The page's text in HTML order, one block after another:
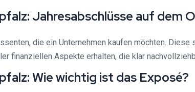
Jahresabschlüsse auf dem
die ein Unternehmen kaufen möchten.
finanziellen Aspekte erhalten, die klar
Wie wichtig ist das Exposé?